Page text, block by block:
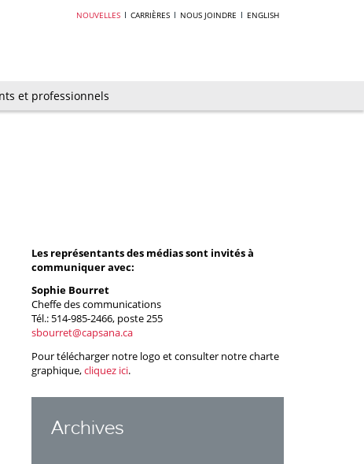
NOUVELLES CARRIÈRES NOUS JOINDRE ENGLISH
et professionnels
Les représentants des médias sont invités à
communiquer avec:
Sophie Bourret
Cheffe des communications
Tél.: 514-985-2466, poste 255
sbourret@capsana.ca
Pour télécharger notre logo et consulter notre charte
graphique,cliquez ici.
Archives